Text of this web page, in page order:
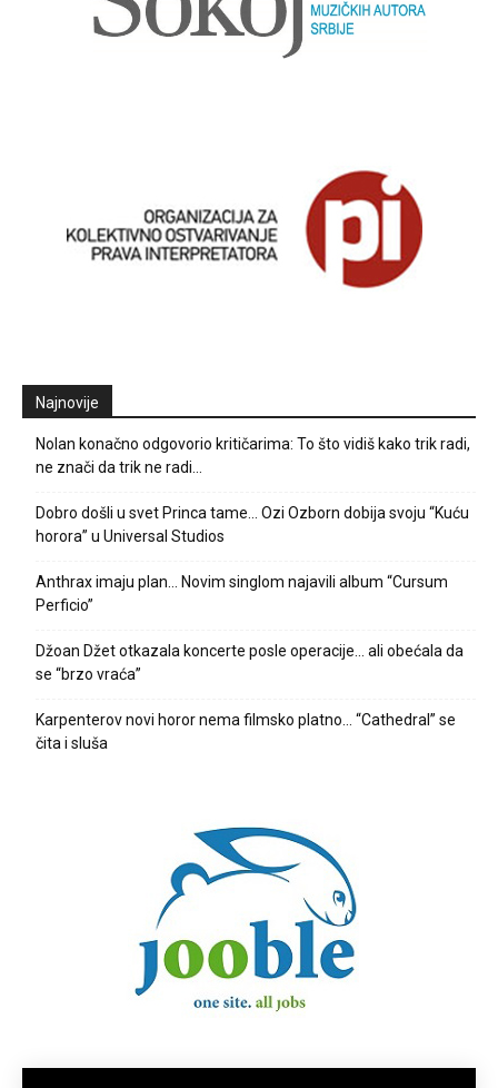
Najnovije
Nolan konačno odgovorio kritičarima: To što vidiš kako trik radi,
ne znači da trik ne radi…
Dobro došli u svet Princa tame… Ozi Ozborn dobija svoju “Kuću
horora” u Universal Studios
Anthrax imaju plan… Novim singlom najavili album “Cursum
Perficio”
Džoan Džet otkazala koncerte posle operacije… ali obećala da
se “brzo vraća”
Karpenterov novi horor nema filmsko platno… “Cathedral” se
čita i sluša